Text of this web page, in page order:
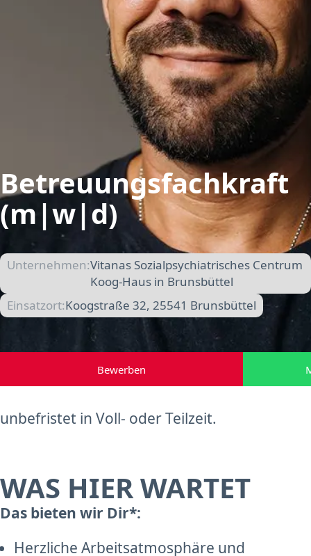
Betreuungsfachkraft
(m|w|d)
Unternehmen:Vitanas Sozialpsychiatrisches Centrum
Koog-Haus in Brunsbüttel
Einsatzort:Koogstraße 32, 25541 Brunsbüttel
Bewerben
unbefristet in Voll- oder Teilzeit.
WAS HIER WARTET
Das bieten wir Dir*:
Herzliche Arbeitsatmosphäre und